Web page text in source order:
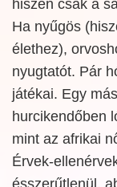
hiszen csak a
Ha nyűgös
élethez),
nyugtatót. Pár
játékai. Egy
hurcikendőben
mint az afrikai
Érvek-
ésszerűtlenül,